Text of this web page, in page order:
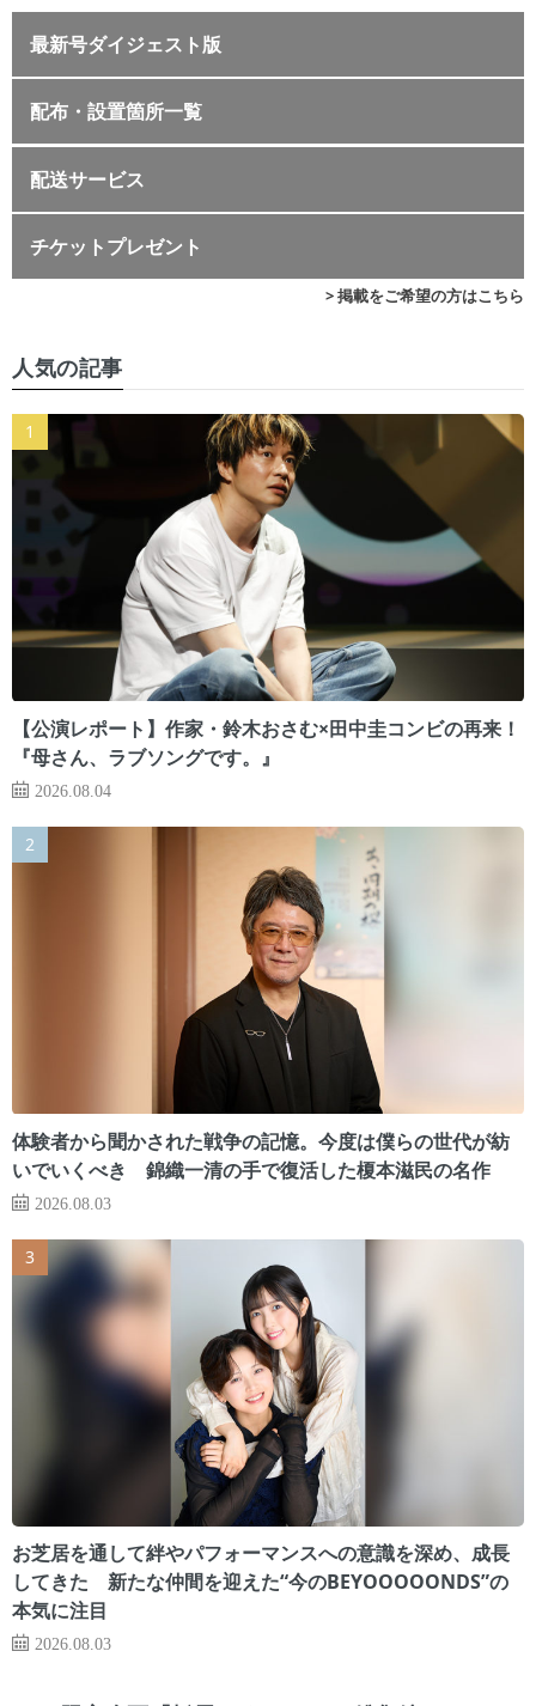
最新号ダイジェスト版
配布・設置箇所一覧
配送サービス
チケットプレゼント
> 掲載をご希望の方はこちら
人気の記事
【公演レポート】作家・鈴木おさむ×田中圭コンビの再来！
『母さん、ラブソングです。』
2026.08.04
体験者から聞かされた戦争の記憶。今度は僕らの世代が紡
いでいくべき 錦織一清の手で復活した榎本滋民の名作
2026.08.03
お芝居を通して絆やパフォーマンスへの意識を深め、成長
してきた 新たな仲間を迎えた“今のBEYOOOOONDS”の
本気に注目
2026.08.03